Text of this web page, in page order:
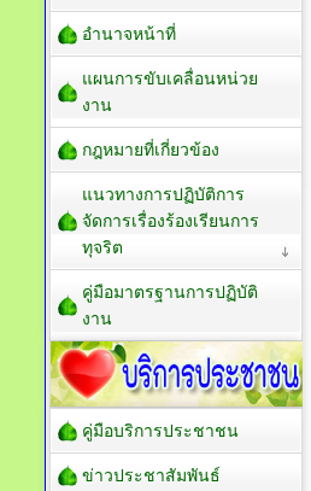
อำนาจหน้าที่
แผนการขับเคลื่อนหน่วย
งาน
กฎหมายที่เกี่ยวข้อง
แนวทางการปฏิบัติการ
จัดการเรื่องร้องเรียนการ
ทุจริต
คู่มือมาตรฐานการปฏิบัติ
งาน
คู่มือบริการประชาชน
ข่าวประชาสัมพันธ์